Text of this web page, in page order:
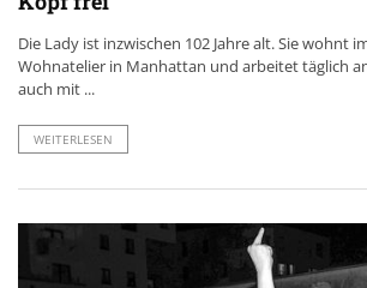
Die Lady ist inzwischen 102 Jahre alt. Sie wohnt
Wohnatelier in Manhattan und arbeitet täglich
auch mit ...
WEITERLESEN